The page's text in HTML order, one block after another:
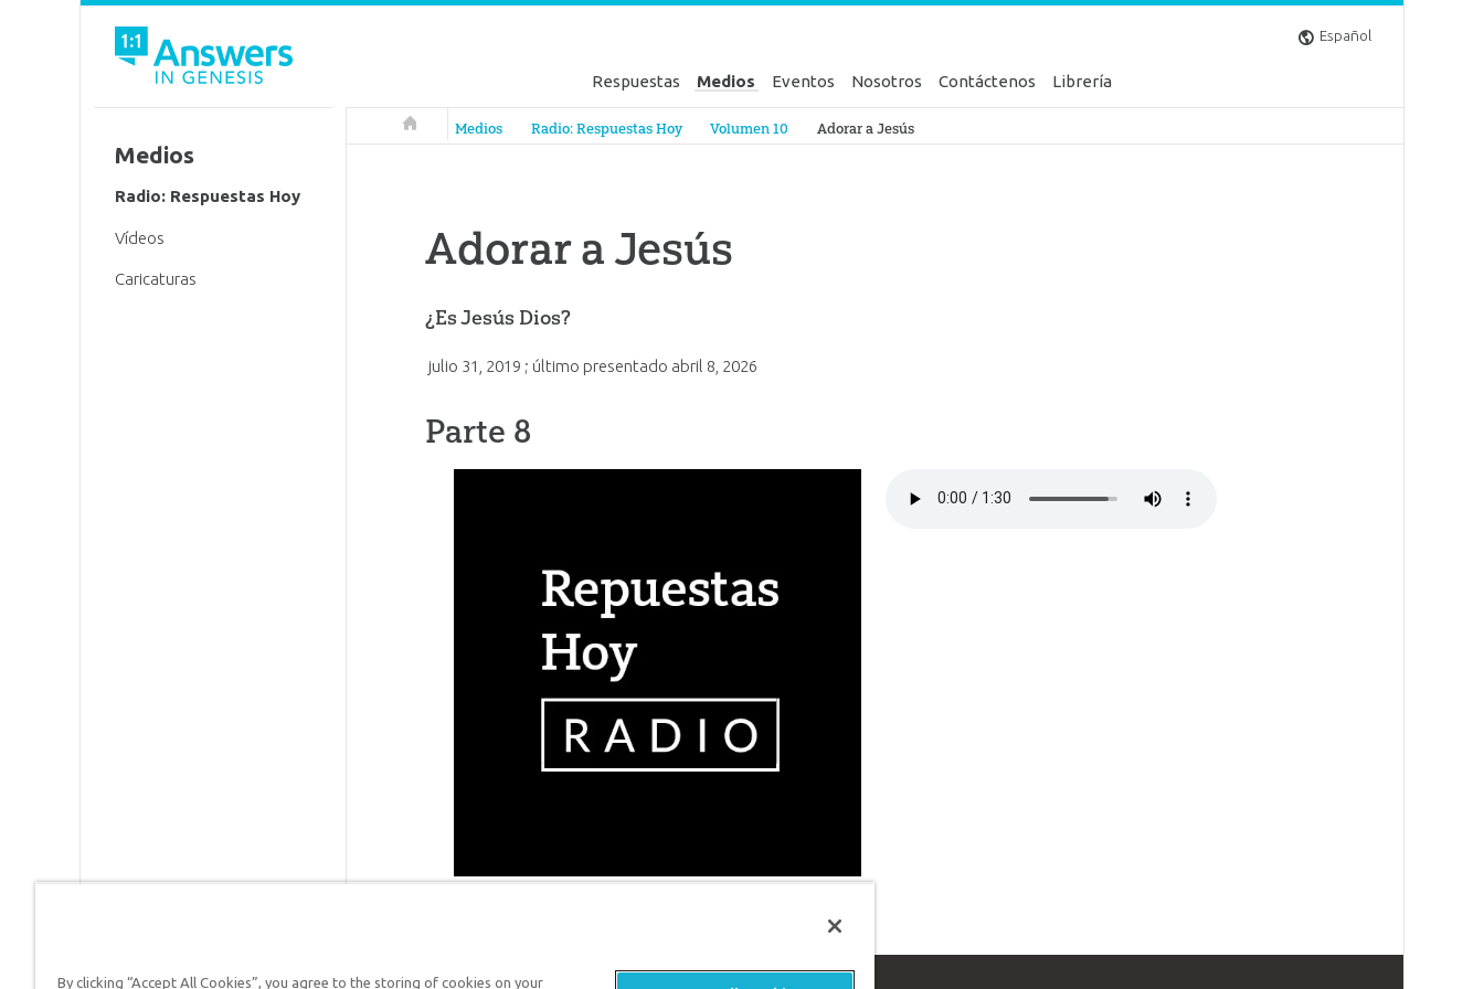
Español
Respuestas Medios Eventos Nosotros Contáctenos Librería
Respuestas en Génesis
Medios Radio: Respuestas Hoy Volumen 10 Adorar a Jesús
Adorar a Jesús
¿Es Jesús Dios?
julio 31, 2019 ; último presentado abril 8, 2026
Parte 8
Medios
Radio: Respuestas Hoy
Vídeos
Caricaturas
By clicking “Accept All Cookies”, you agree to the storing of cookies on your